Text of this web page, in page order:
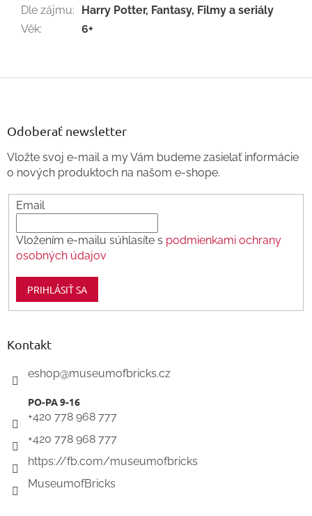
Dle zájmu:
Harry Potter, Fantasy, Filmy a seriály
Věk: 6+
Z
Odoberať newsletter
Vložte svoj e-mail a my Vám budeme zasielať informácie
o nových produktoch na našom e-shope.
Email
Vložením e-mailu súhlasíte s podmienkami ochrany
osobných údajov
PRIHLÁSIŤ SA
Kontakt
eshop@museumofbricks.cz
+420 778 968 777
+420 778 968 777
https://fb.com/museumofbricks
MuseumofBricks